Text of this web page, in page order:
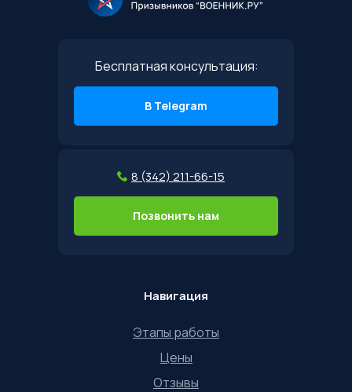
Отзывы
Цены
Навигация
Этапы работы
Бесплатная консультация:
В Telegram
8 (342) 211-66-15
Позвонить нам